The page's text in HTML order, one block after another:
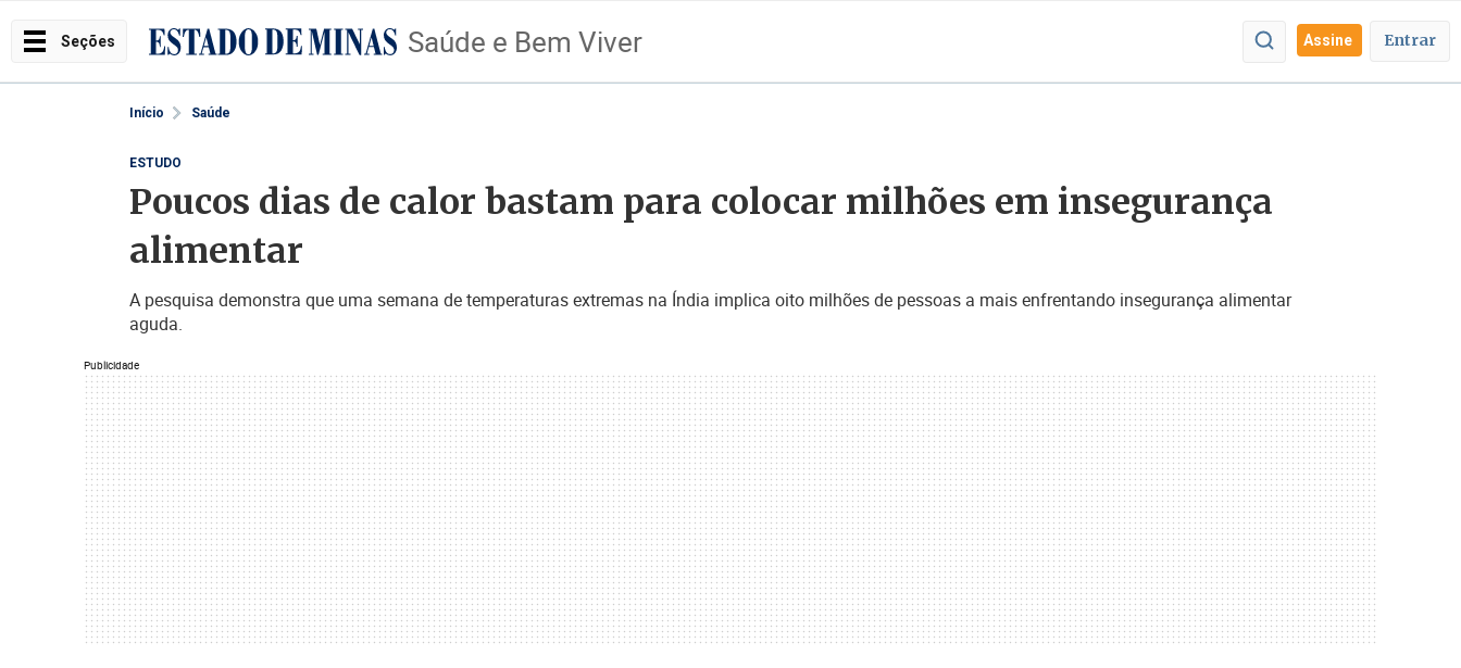
Seções Saúde e Bem Viver Assine Entrar
Início Saúde
Publicidade
ESTUDO
Poucos dias de calor bastam para colocar milhões em insegurança
alimentar
A pesquisa demonstra que uma semana de temperaturas extremas na Índia implica oito milhões de pessoas a mais enfrentando insegurança alimentar
aguda.